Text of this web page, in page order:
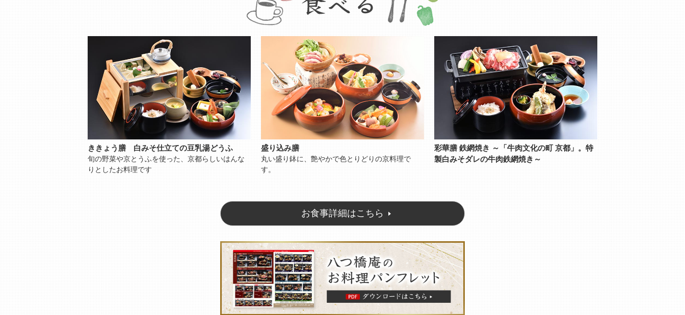
ききょう膳 白みそ仕立ての豆乳湯どうふ
旬の野菜や京とうふを使った、京都らしいはんな
りとしたお料理です
盛り込み膳
丸い盛り鉢に、艶やかで色とりどりの京料理で
す。
彩華膳 鉄網焼き ～「牛肉文化の町 京都」。特
製白みそダレの牛肉鉄網焼き～
お食事詳細はこちら